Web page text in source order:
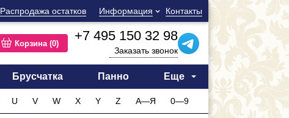
Распродажа остатков Информация Контакты
Корзина (0)
+7 495 150 32 98
Заказать звонок
Брусчатка Панно Еще
U V W X Y Z А—Я 0—9